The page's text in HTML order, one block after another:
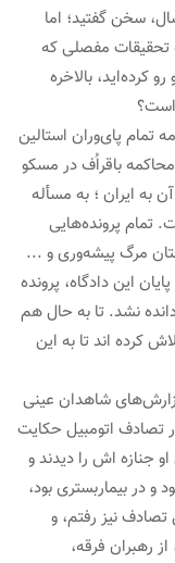
سخن گفتید؛ اما
مفصلی که
بالاخره
پای‌وران استالین
باقراُف در مسکو
ایران ؛ به مسأله
پرونده‌هایی
مرگ پیشه‌وری و ...
این دادگاه، پرونده
نشد. تا به حال هم
اند تا به این
شاهدان عینی
اتومبیل حکایت
اش را دیدند و
بیماربستری بود،
نیز رفتم، و
رهبران فرقه،